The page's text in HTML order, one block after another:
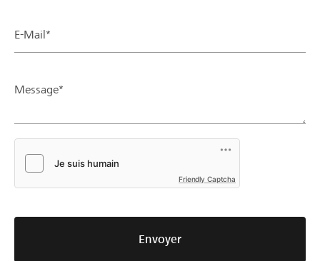
E-Mail*
Message*
Friendly Captcha
Envoyer